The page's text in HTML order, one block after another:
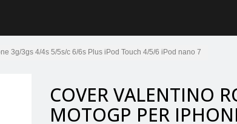
3g/3gs 4/4s 5/5s/c 6/6s Plus iPod Touch 4/5/6 iPod nano 7
COVER VALENTINO
MOTOGP PER